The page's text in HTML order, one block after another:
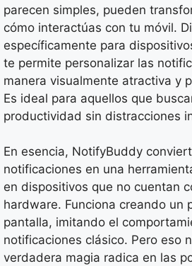
parecen simples, pueden
cómo interactúas con tu móvil.
específicamente para
te permite personalizar las
manera visualmente atractiva y
Es ideal para aquellos que
productividad sin distracciones
En esencia, NotifyBuddy
notificaciones en una
en dispositivos que no cuentan
hardware. Funciona creando un
pantalla, imitando el
notificaciones clásico. Pero eso
verdadera magia radica en las